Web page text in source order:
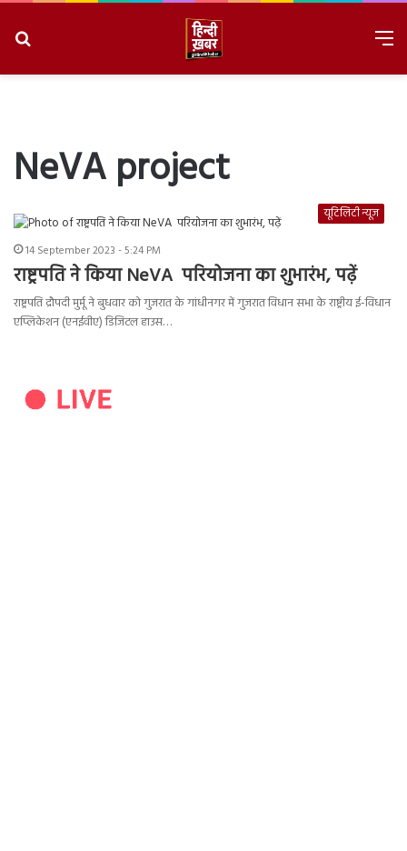
NeVA project
यूटिलिटी न्यूज
14 September 2023 - 5:24 PM
राष्ट्रपति ने किया NeVA परियोजना का शुभारंभ, पढ़ें
राष्ट्रपति द्रौपदी मुर्मू ने बुधवार को गुजरात के गांधीनगर में गुजरात विधान सभा के राष्ट्रीय ई-विधान
एप्लिकेशन (एनईवीए) डिजिटल हाउस…